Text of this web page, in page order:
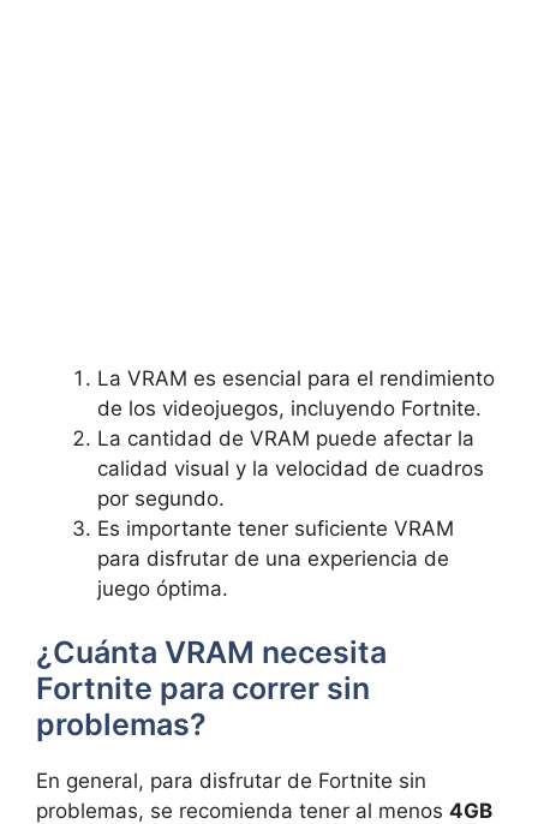
La VRAM es esencial para el rendimiento
de los videojuegos, incluyendo Fortnite.
La cantidad de VRAM puede afectar la
calidad visual y la velocidad de cuadros
por segundo.
Es importante tener suficiente VRAM
para disfrutar de una experiencia de
juego óptima.
¿Cuánta VRAM necesita
Fortnite para correr sin
problemas?
En general, para disfrutar de Fortnite sin
problemas, se recomienda tener al menos 4GB